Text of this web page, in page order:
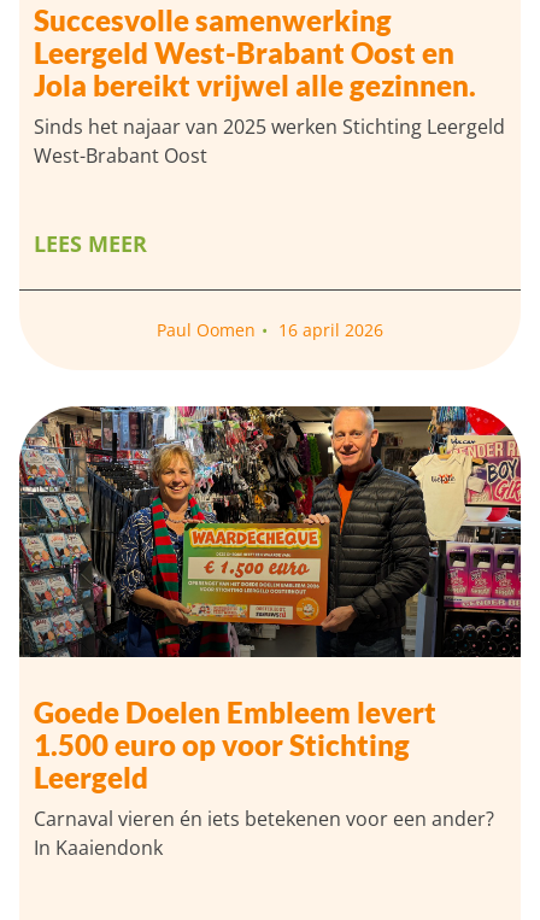
Succesvolle samenwerking
Leergeld West-Brabant Oost en
Jola bereikt vrijwel alle gezinnen.
Sinds het najaar van 2025 werken Stichting Leergeld
West-Brabant Oost
LEES MEER
Paul Oomen 16 april 2026
Goede Doelen Embleem levert
1.500 euro op voor Stichting
Leergeld
Carnaval vieren én iets betekenen voor een ander?
In Kaaiendonk